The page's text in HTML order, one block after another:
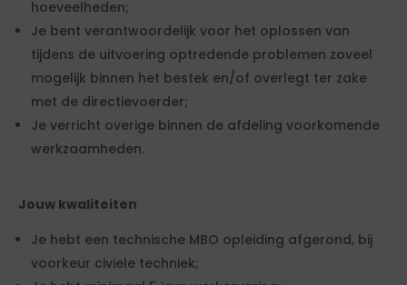
hoeveelheden;
Je bent verantwoordelijk voor het oplossen van
tijdens de uitvoering optredende problemen zoveel
mogelijk binnen het bestek en/of overlegt ter zake
met de directievoerder;
Je verricht overige binnen de afdeling voorkomende
werkzaamheden.
Jouw kwaliteiten
Je hebt een technische MBO opleiding afgerond, bij
voorkeur civiele techniek;